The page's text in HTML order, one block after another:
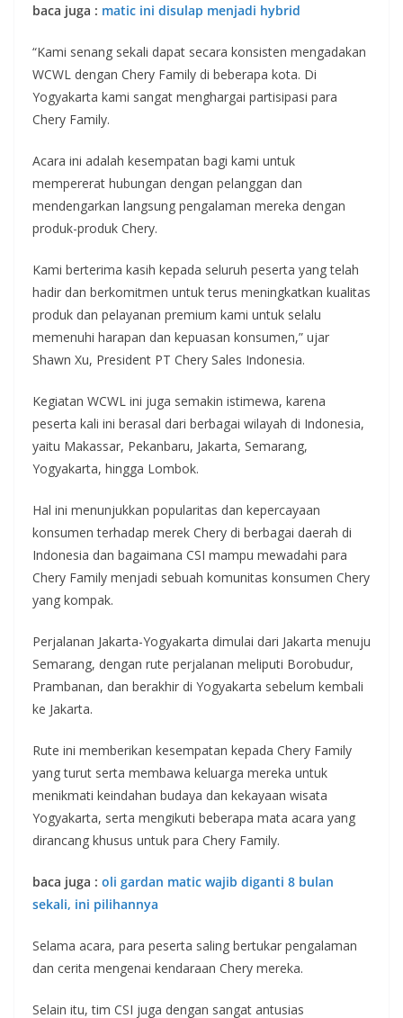
baca juga : matic ini disulap menjadi hybrid
“Kami senang sekali dapat secara konsisten mengadakan
WCWL dengan Chery Family di beberapa kota. Di
Yogyakarta kami sangat menghargai partisipasi para
Chery Family.
Acara ini adalah kesempatan bagi kami untuk
mempererat hubungan dengan pelanggan dan
mendengarkan langsung pengalaman mereka dengan
produk-produk Chery.
Kami berterima kasih kepada seluruh peserta yang telah
hadir dan berkomitmen untuk terus meningkatkan kualitas
produk dan pelayanan premium kami untuk selalu
memenuhi harapan dan kepuasan konsumen,” ujar
Shawn Xu, President PT Chery Sales Indonesia.
Kegiatan WCWL ini juga semakin istimewa, karena
peserta kali ini berasal dari berbagai wilayah di Indonesia,
yaitu Makassar, Pekanbaru, Jakarta, Semarang,
Yogyakarta, hingga Lombok.
Hal ini menunjukkan popularitas dan kepercayaan
konsumen terhadap merek Chery di berbagai daerah di
Indonesia dan bagaimana CSI mampu mewadahi para
Chery Family menjadi sebuah komunitas konsumen Chery
yang kompak.
Perjalanan Jakarta-Yogyakarta dimulai dari Jakarta menuju
Semarang, dengan rute perjalanan meliputi Borobudur,
Prambanan, dan berakhir di Yogyakarta sebelum kembali
ke Jakarta.
Rute ini memberikan kesempatan kepada Chery Family
yang turut serta membawa keluarga mereka untuk
menikmati keindahan budaya dan kekayaan wisata
Yogyakarta, serta mengikuti beberapa mata acara yang
dirancang khusus untuk para Chery Family.
baca juga : oli gardan matic wajib diganti 8 bulan
sekali, ini pilihannya
Selama acara, para peserta saling bertukar pengalaman
dan cerita mengenai kendaraan Chery mereka.
Selain itu, tim CSI juga dengan sangat antusias